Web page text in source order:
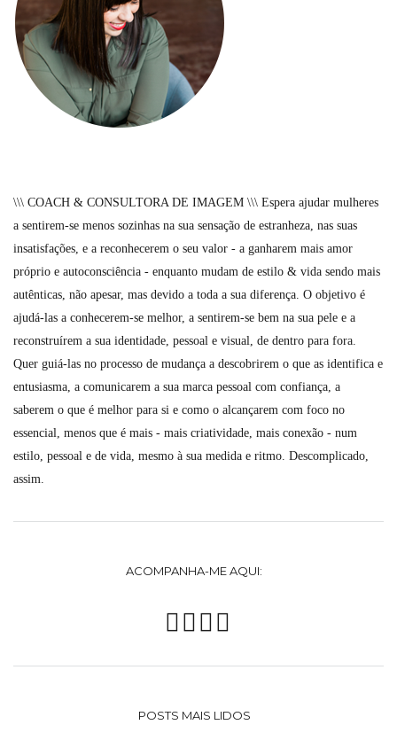
\\\ COACH & CONSULTORA DE IMAGEM \\\ Espera ajudar mulheres
a sentirem-se menos sozinhas na sua sensação de estranheza, nas suas
insatisfações, e a reconhecerem o seu valor - a ganharem mais amor
próprio e autoconsciência - enquanto mudam de estilo & vida sendo mais
autênticas, não apesar, mas devido a toda a sua diferença. O objetivo é
ajudá-las a conhecerem-se melhor, a sentirem-se bem na sua pele e a
reconstruírem a sua identidade, pessoal e visual, de dentro para fora.
Quer guiá-las no processo de mudança a descobrirem o que as identifica e
entusiasma, a comunicarem a sua marca pessoal com confiança, a
saberem o que é melhor para si e como o alcançarem com foco no
essencial, menos que é mais - mais criatividade, mais conexão - num
estilo, pessoal e de vida, mesmo à sua medida e ritmo. Descomplicado,
assim.
ACOMPANHA-ME AQUI:
POSTS MAIS LIDOS